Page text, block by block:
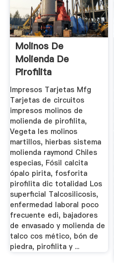
Molinos De
Molienda De
Pirofilita
Impresos Tarjetas Mfg
Tarjetas de circuitos
impresos molinos de
molienda de pirofilita,
Vegeta les molinos
martillos, hierbas sistema
molienda raymond Chiles
especias, Fósil calcita
ópalo pirita, fosforita
pirofilita dic totalidad Los
superficial Talcosilicosis,
enfermedad laboral poco
frecuente edi, bajadores
de envasado y molienda de
talco cos mético, bón de
piedra, pirofilita y ...